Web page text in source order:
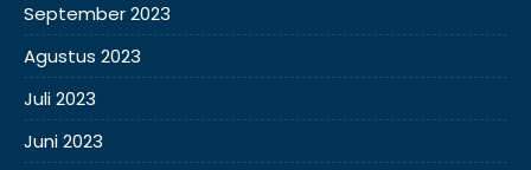
September 2023
Agustus 2023
Juli 2023
Juni 2023